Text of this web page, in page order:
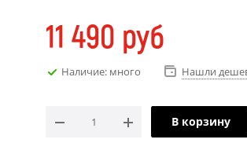
11 490 руб
Наличие: много Нашли
В корзину